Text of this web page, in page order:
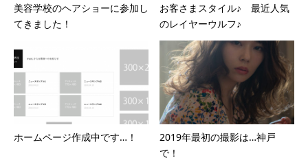
美容学校のヘアショーに参加し
てきました！
お客さまスタイル♪ 最近人気
のレイヤーウルフ♪
ホームページ作成中です…！
2019年最初の撮影は…神戸
で！